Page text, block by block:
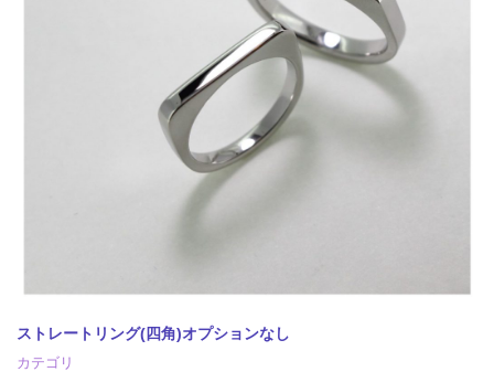
ストレートリング(四角)オプションなし
カテゴリ